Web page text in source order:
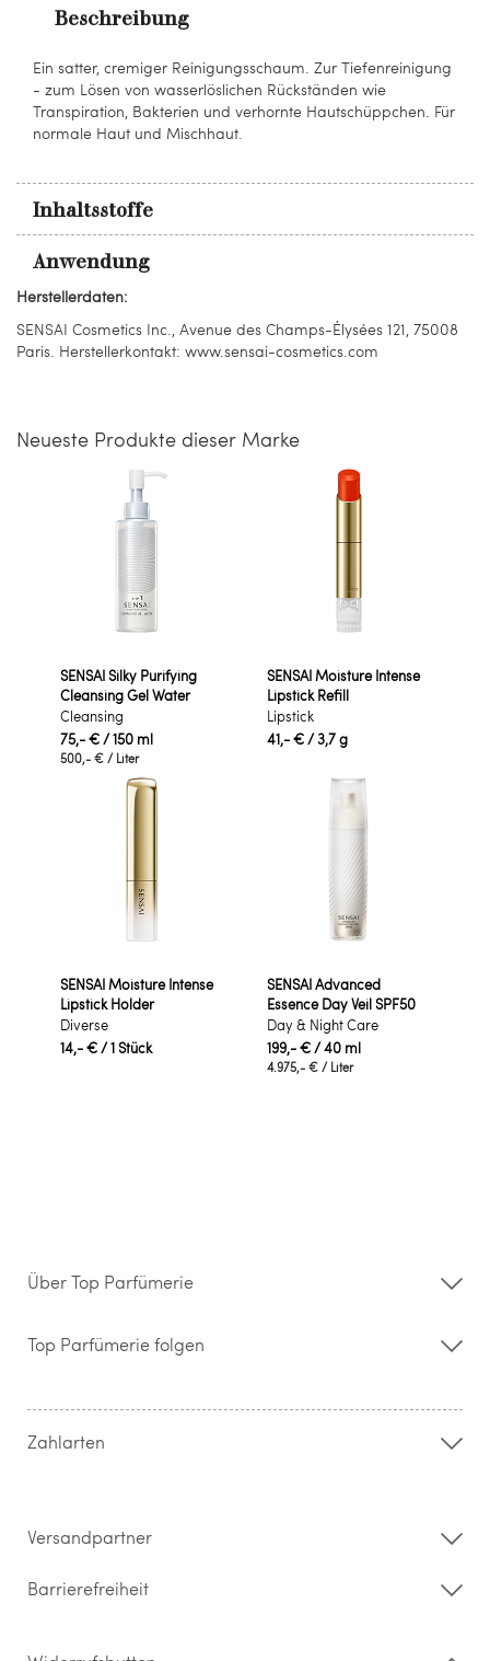
Beschreibung
Ein satter, cremiger Reinigungsschaum. Zur Tiefenreinigung
- zum Lösen von wasserlöslichen Rückständen wie
Transpiration, Bakterien und verhornte Hautschüppchen. Für
normale Haut und Mischhaut.
Inhaltsstoffe
Anwendung
Herstellerdaten:
SENSAI Cosmetics Inc., Avenue des Champs-Élysées 121, 75008
Paris. Herstellerkontakt: www.sensai-cosmetics.com
Neueste Produkte dieser Marke
SENSAI Silky Purifying
Cleansing Gel Water
Cleansing
75,- €/ 150 ml
500,- € / Liter
SENSAI Moisture Intense
Lipstick Refill
Lipstick
41,- €/ 3,7 g
SENSAI Moisture Intense
Lipstick Holder
Diverse
14,- €/ 1 Stück
SENSAI Advanced
Essence Day Veil SPF50
Day & Night Care
199,- €/ 40 ml
4.975,- € / Liter
Über Top Parfümerie
Storefinder
Kontakt
Widerrufsrecht & Rückgabebedingungen
Top Parfümerie folgen
Zahlarten
Versandpartner
Barrierefreiheit